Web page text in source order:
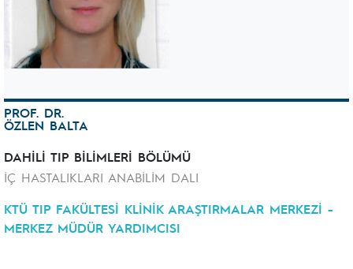
PROF. DR.
ÖZLEN BALTA
DAHİLİ TIP BİLİMLERİ BÖLÜMÜ
İÇ HASTALIKLARI ANABİLİM DALI
KTÜ TIP FAKÜLTESİ KLİNİK ARAŞTIRMALAR MERKEZİ -
MERKEZ MÜDÜR YARDIMCISI